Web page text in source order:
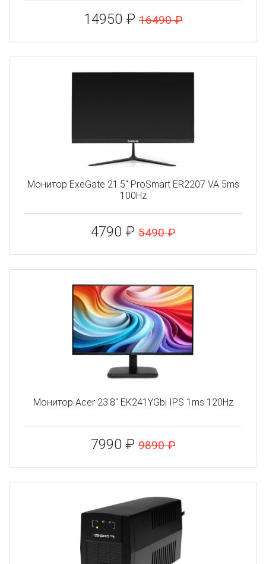
14950 ₽ 16490 ₽
Монитор ExeGate 21.5" ProSmart ER2207 VA 5ms
100Hz
4790 ₽ 5490 ₽
Монитор Acer 23.8" EK241YGbi IPS 1ms 120Hz
7990 ₽ 9890 ₽